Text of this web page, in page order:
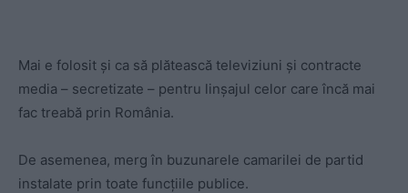
Mai e folosit și ca să plătească televiziuni și contracte
media – secretizate – pentru linșajul celor care încă mai
fac treabă prin România.
De asemenea, merg în buzunarele camarilei de partid
instalate prin toate funcțiile publice.